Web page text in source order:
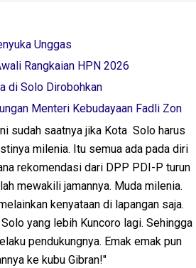
Unggas
Rangkaian HPN 2026
di Solo Dirobohkan
Menteri Kebudayaan Fadli Zon
sudah saatnya jika Kota Solo harus
milenia. Itu semua ada pada diri
rekomendasi dari DPP PDI-P turun
mewakili jamannya. Muda milenia.
kenyataan di lapangan saja.
yang lebih Kuncoro lagi. Sehingga
pendukungnya. Emak emak pun
ke kubu Gibran!"